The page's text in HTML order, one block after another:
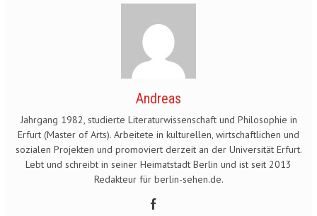
Andreas
Jahrgang 1982, studierte Literaturwissenschaft und Philosophie in
Erfurt (Master of Arts). Arbeitete in kulturellen, wirtschaftlichen und
sozialen Projekten und promoviert derzeit an der Universität Erfurt.
Lebt und schreibt in seiner Heimatstadt Berlin und ist seit 2013
Redakteur für berlin-sehen.de.